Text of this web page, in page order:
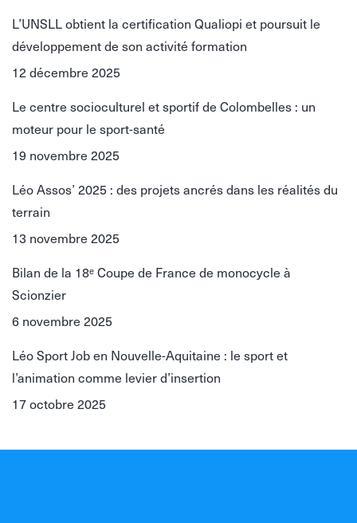
L’UNSLL obtient la certification Qualiopi et poursuit le
développement de son activité formation
12 décembre 2025
Le centre socioculturel et sportif de Colombelles : un
moteur pour le sport-santé
19 novembre 2025
Léo Assos’ 2025 : des projets ancrés dans les réalités du
terrain
13 novembre 2025
Bilan de la 18ᵉ Coupe de France de monocycle à
Scionzier
6 novembre 2025
Léo Sport Job en Nouvelle-Aquitaine : le sport et
l’animation comme levier d’insertion
17 octobre 2025